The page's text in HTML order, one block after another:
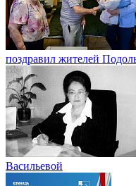
поздравил жителей
Васильевой